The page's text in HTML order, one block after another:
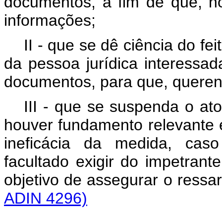
informações;
II - que se dê ciência do
da pessoa jurídica
documentos, para que,
III - que se suspenda o
houver fundamento
ineficácia da medida,
facultado exigir do
objetivo de assegurar o
ADIN 4296)